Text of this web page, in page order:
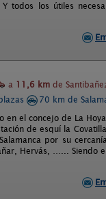
todos los útiles
a 11,6 km de
70 km de
en el concejo de La
de esquí la
por su
Hervás, …... Siendo